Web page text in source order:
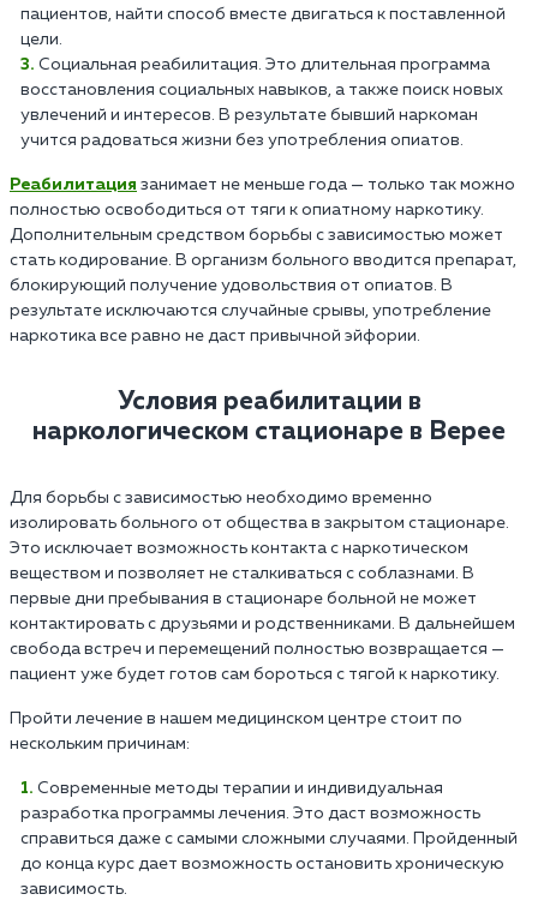
пациентов, найти способ вместе двигаться к поставленной
цели.
Социальная реабилитация. Это длительная программа
восстановления социальных навыков, а также поиск новых
увлечений и интересов. В результате бывший наркоман
учится радоваться жизни без употребления опиатов.
Реабилитация занимает не меньше года — только так можно
полностью освободиться от тяги к опиатному наркотику.
Дополнительным средством борьбы с зависимостью может
стать кодирование. В организм больного вводится препарат,
блокирующий получение удовольствия от опиатов. В
результате исключаются случайные срывы, употребление
наркотика все равно не даст привычной эйфории.
Условия реабилитации в
наркологическом стационаре в Верее
Для борьбы с зависимостью необходимо временно
изолировать больного от общества в закрытом стационаре.
Это исключает возможность контакта с наркотическом
веществом и позволяет не сталкиваться с соблазнами. В
первые дни пребывания в стационаре больной не может
контактировать с друзьями и родственниками. В дальнейшем
свобода встреч и перемещений полностью возвращается —
пациент уже будет готов сам бороться с тягой к наркотику.
Пройти лечение в нашем медицинском центре стоит по
нескольким причинам:
Современные методы терапии и индивидуальная
разработка программы лечения. Это даст возможность
справиться даже с самыми сложными случаями. Пройденный
до конца курс дает возможность остановить хроническую
зависимость.